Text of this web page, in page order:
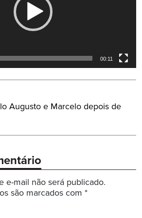
00:11
Augusto e Marcelo depois de
e-mail não será publicado.
são marcados com *